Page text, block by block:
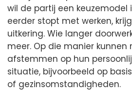
wil de partij een keuzemodel
eerder stopt met werken,
uitkering. Wie langer
meer. Op die manier kunnen
afstemmen op hun
situatie, bijvoorbeeld op
of gezinsomstandigheden.